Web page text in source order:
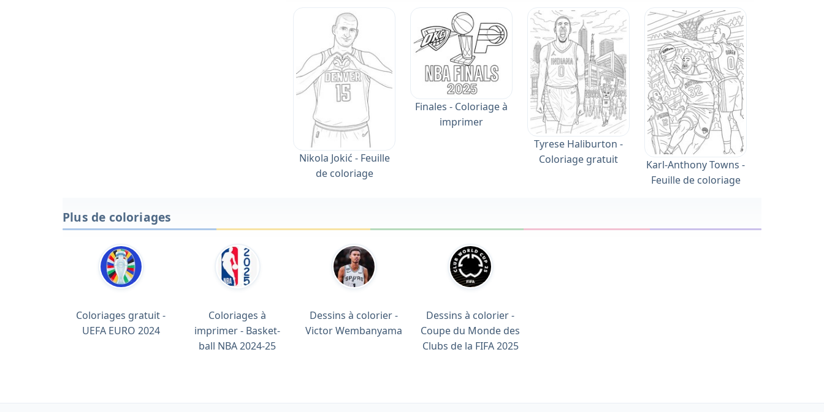
Nikola Jokić - Feuille
de coloriage
Finales - Coloriage à
imprimer
Tyrese Haliburton -
Coloriage gratuit
Karl-Anthony Towns -
Feuille de coloriage
Plus de coloriages
Coloriages gratuit -
UEFA EURO 2024
Coloriages à
imprimer - Basket-
ball NBA 2024-25
Dessins à colorier -
Victor Wembanyama
Dessins à colorier -
Coupe du Monde des
Clubs de la FIFA 2025